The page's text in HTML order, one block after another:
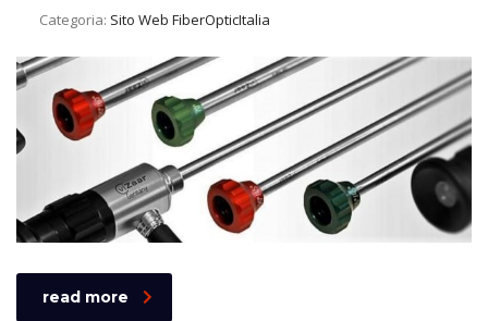
Categoria: Sito Web FiberOpticItalia
read more